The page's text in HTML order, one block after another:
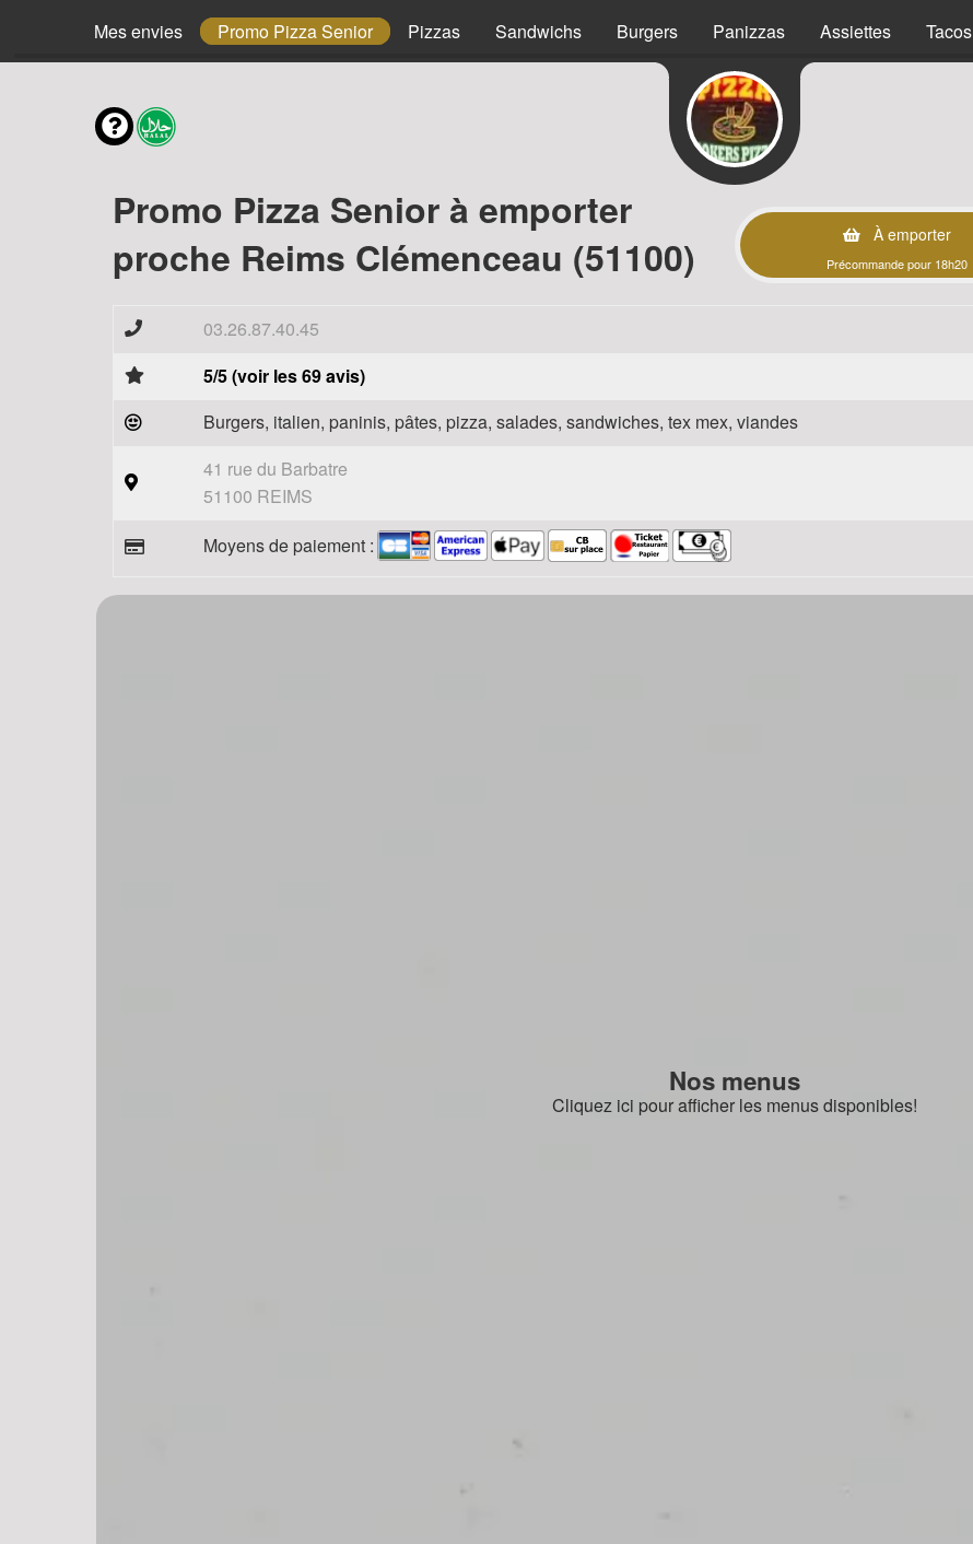
Mes envies Promo Pizza Senior Pizzas Sandwichs Burgers Panizzas Assiettes Tacos
Promo Pizza Senior à emporter
proche Reims Clémenceau (51100)
À emporter
Précommande pour 18h20
03.26.87.40.45
5/5 (voir les 69 avis)
Burgers, italien, paninis, pâtes, pizza, salades, sandwiches, tex mex, viandes
41 rue du Barbatre
51100 REIMS
Moyens de paiement :
Nos menus
Cliquez ici pour afficher les menus disponibles!